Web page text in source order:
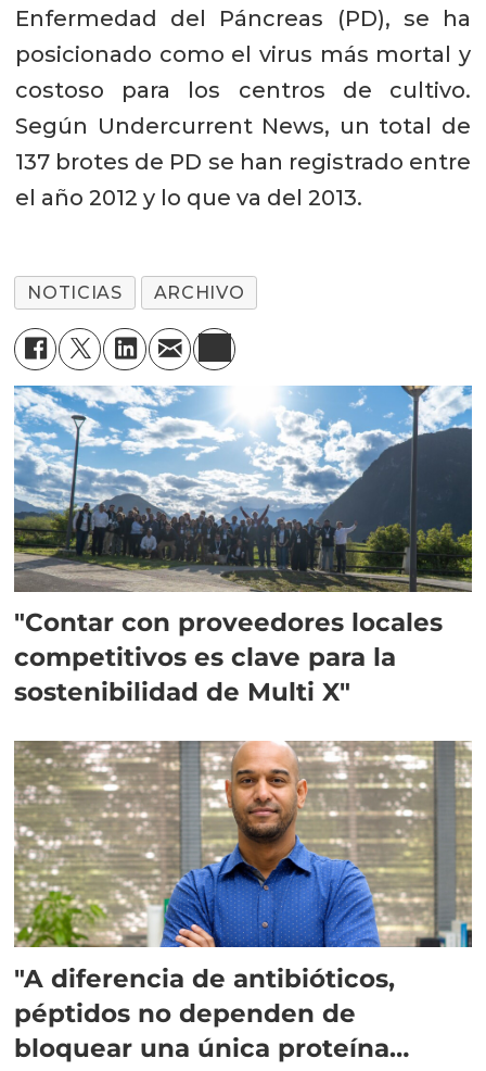
Enfermedad del Páncreas (PD), se ha
posicionado como el virus más mortal y
costoso para los centros de cultivo.
Según Undercurrent News, un total de
137 brotes de PD se han registrado entre
el año 2012 y lo que va del 2013.
NOTICIAS ARCHIVO
"Contar con proveedores locales
competitivos es clave para la
sostenibilidad de Multi X"
"A diferencia de antibióticos,
péptidos no dependen de
bloquear una única proteína